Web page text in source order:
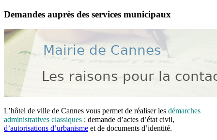
Demandes auprès des services municipaux
L’hôtel de ville de Cannes vous permet de réaliser les démarches
administratives classiques : demande d’actes d’état civil,
d’autorisations d’urbanisme et de documents d’identité.